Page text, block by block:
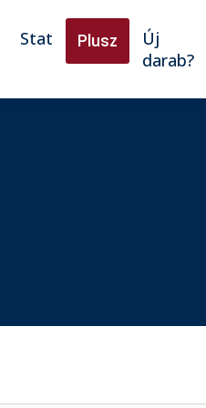
Stat Plusz
Új
darab?